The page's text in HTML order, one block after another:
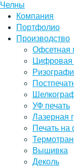
Челны
Компания
Портфолио
Производство
Офсетная
Цифровая
УФ печать
Лазерная
Печать на
Вышивка
Деколь